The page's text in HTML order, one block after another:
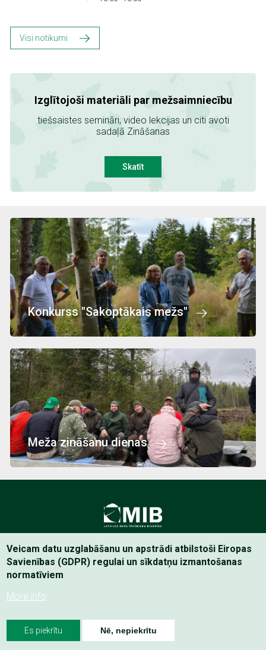
Visi notikumi
Izglītojoši materiāli par mežsaimniecību
tiešsaistes semināri, video lekcijas un citi avoti
sadaļā Zināšanas
Skatīt
Konkurss "Sakoptākais mežs"
Attēls
Meža zināšanu dienas
Attēls
Latvijas Meža īpašnieku Biedrība
Veicam datu uzglabāšanu un apstrādi atbilstoši Eiropas
Savienības (GDPR) regulai un sīkdatņu izmantošanas
normatīviem
More info
Es piekrītu Nē, nepiekrītu